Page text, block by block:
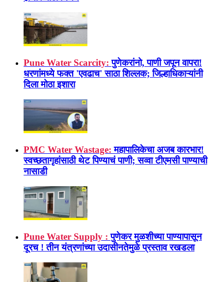
Pune Water Scarcity: पुणेकरांनो, पाणी जपून वापरा!
धरणांमध्ये फक्त 'एवढाच' साठा शिल्लक; जिल्हाधिकाऱ्यांनी
दिला मोठा इशारा
PMC Water Wastage: महापालिकेचा अजब कारभार!
स्वच्छतागृहांसाठी थेट पिण्याचं पाणी; सव्वा टीएमसी पाण्याची
नासाडी
Pune Water Supply : पुणेकर मुळशीच्या पाण्यापासून
दूरच ! तीन यंत्रणांच्या उदासीनतेमुळे प्रस्ताव रखडला